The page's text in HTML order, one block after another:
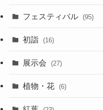
フェスティバル (95)
初詣 (16)
展示会 (27)
植物・花 (6)